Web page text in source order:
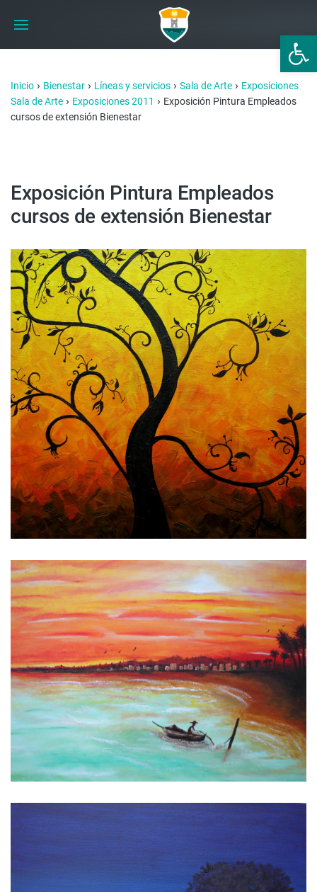
Abrir
Inicio › Bienestar › Líneas y servicios › Sala de Arte › Exposiciones
Sala de Arte › Exposiciones 2011 › Exposición Pintura Empleados
cursos de extensión Bienestar
Exposición Pintura Empleados
cursos de extensión Bienestar